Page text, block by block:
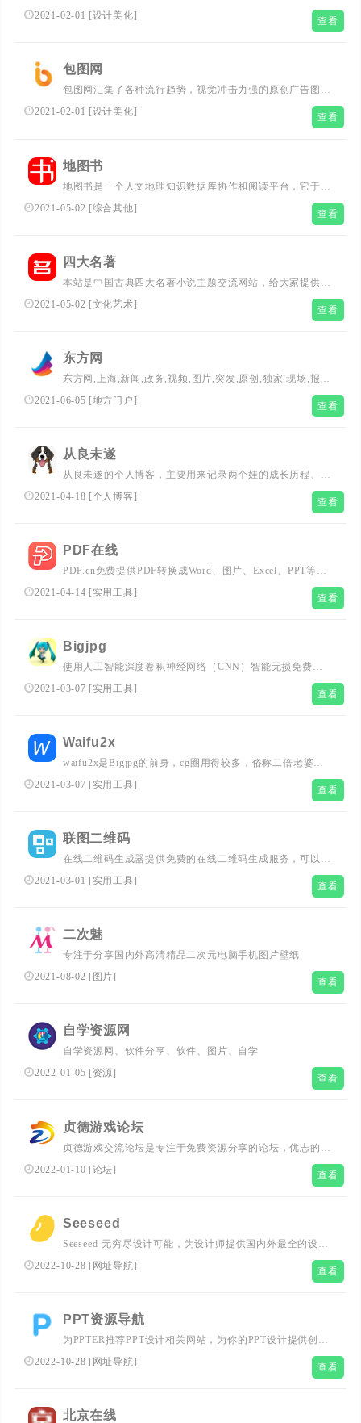
师提供各类好看免费的png图片和素材、背景图片、背景素
材、海报背景、banner背景、边框花纹素材、艺术字、主图
2021-02-01 [设计美化] 查看
包图网
包图网汇集了各种流行趋势，视觉冲击力强的原创广告图片
设计、电商淘宝、企业办公模板素材，由顶尖的设计师供
稿，符合各个行业的商用需求，下载高品质正版素材就到包
2021-02-01 [设计美化] 查看
地图书
地图书是一个人文地理知识数据库协作和阅读平台，它于
2019年6月上线并开始内测，由人文地理知识地图制作分享
平台发现中国团队开发运营。地图书是发现中国团队推出的
成的结构化知识数据库。...
2021-05-02 [综合其他] 查看
四大名著
本站是中国古典四大名著小说主题交流网站，给大家提供四
大名著小说在线阅读、欣赏解析、读后感及讨论交流。也提
供四大名著相关的电子书、音频、图片、地图等在线资源。
解。...
2021-05-02 [文化艺术] 查看
东方网
东方网,上海,新闻,政务,视频,图片,突发,原创,独家,现场,报
道,博客,微博,交友,评论,访谈,长三角,财经,体育,娱乐,社会,
2021-06-05 [地方门户] 查看
从良未遂
从良未遂的个人博客，主要用来记录两个娃的成长历程、个
人所思所想及爱好，包括足球、软件，特别是苹果设备有关
的软件和硬件，也用来收集一些从良未遂喜欢的文章、图
2021-04-18 [个人博客] 查看
PDF在线
PDF.cn免费提供PDF转换成Word、图片、Excel、PPT等多
种文件格式互转及PDF压缩、PDF合并和拆分等功能,无需
2021-04-14 [实用工具] 查看
Bigjpg
使用人工智能深度卷积神经网络（CNN）智能无损免费放
大图片，可放大4K级超高清分辨率（4000x4000）图片，最
2021-03-07 [实用工具] 查看
Waifu2x
waifu2x是Bigjpg的前身，cg圈用得较多，俗称二倍老婆，
同样能够无损放大图片。...
2021-03-07 [实用工具] 查看
联图二维码
在线二维码生成器提供免费的在线二维码生成服务，可以把
电子名片、文本、wifi网络、电子邮件、短信、电话号码、
网址等信息生成对应的二维码图片。二维码手机扫描软件下
2021-03-01 [实用工具] 查看
二次魅
专注于分享国内外高清精品二次元电脑手机图片壁纸
2021-08-02 [ 图片] 查看
自学资源网
自学资源网、软件分享、软件、图片、自学
2022-01-05 [资源] 查看
贞德游戏论坛
贞德游戏交流论坛是专注于免费资源分享的论坛，优志的全
套使用教程与翻译解读图片，专注于
Onetap/otc/gamesense/sk/fatality/fa/nixware/nix/legendware/
2022-01-10 [论坛] 查看
Seeseed
Seeseed-无穷尽设计可能，为设计师提供国内外最全的设计
灵感、设计素材、设计工具、设计教程。
2022-10-28 [网址导航] 查看
PPT资源导航
为PPTER推荐PPT设计相关网站，为你的PPT设计提供创意
灵感、配色方案、免费图片、优质图标、工具插件等
2022-10-28 [网址导航] 查看
北京在线